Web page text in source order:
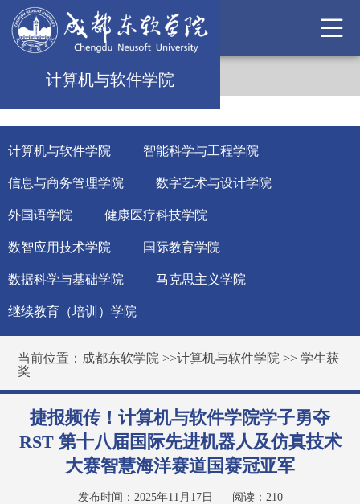
计算机与软件学院
计算机与软件学院 智能科学与工程学院
信息与商务管理学院 数字艺术与设计学院
外国语学院 健康医疗科技学院
数智应用技术学院 国际教育学院
数据科学与基础学院 马克思主义学院
继续教育（培训）学院
当前位置： 成都东软学院 >>计算机与软件学院 >>学生获
奖
捷报频传！计算机与软件学院学子勇夺
RST 第十八届国际先进机器人及仿真技术
大赛智慧海洋赛道国赛冠亚军
发布时间：2025年11月17日 阅读： 210